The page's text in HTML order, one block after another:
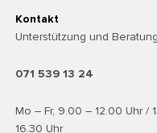
Kontakt
Unterstützung und
071 539 13 24
Mo – Fr, 9.00 – 12.00 Uhr /
16.30 Uhr